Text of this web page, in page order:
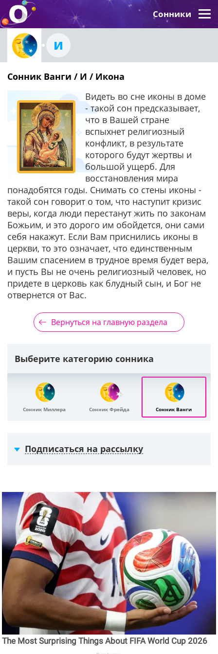
Сонники
И
Сонник Ванги / И / Икона
Видеть во сне иконы в доме
- такой сон предсказывает,
что в Вашей стране
вспыхнет религиозный
конфликт, в результате
которого будут жертвы и
большой ущерб. Для
восстановления мира
понадобятся годы. Снимать со стены иконы -
такой сон говорит о том, что наступит кризис
веры, когда люди перестанут жить по законам
Божьим, и это дорого им обойдется, они сами
себя накажут. Если Вам приснились иконы в
церкви, то это означает, что единственным
Вашим спасением в трудное время будет вера,
и пусть Вы не очень религиозный человек, но
придете в церковь как блудный сын, и Бог не
отвернется от Вас.
Вернуться на главную раздела
Выберите категорию сонника
Сонник Миллера Сонник Фрейда Сонник Ванги
Подписаться на рассылку
The Most Surprising Things About FIFA World Cup 2026